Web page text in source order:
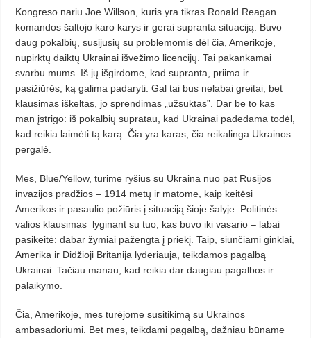
Kongreso nariu Joe Willson, kuris yra tikras Ronald Reagan
komandos šaltojo karo karys ir gerai supranta situaciją. Buvo
daug pokalbių, susijusių su problemomis dėl čia, Amerikoje,
nupirktų daiktų Ukrai­nai išvežimo licencijų. Tai pakankamai
svarbu mums. Iš jų išgirdome, kad supranta, priima ir
pasižiūrės, ką galima padaryti. Gal tai bus nelabai greitai, bet
klausimas iškeltas, jo sprendimas „užsuktas”. Dar be to kas
man įstrigo: iš pokalbių supratau, kad Ukrainai padedama todėl,
kad reikia laimėti tą karą. Čia yra karas, čia reikalinga Ukrainos
pergalė.
Mes, Blue/Yellow, turime ryšius su Ukraina nuo pat Rusijos
invazijos pradžios – 1914 metų ir matome, kaip keitėsi
Amerikos ir pasaulio požiūris į situa­ciją šioje šalyje. Politinės
valios klausimas lyginant su tuo, kas buvo iki vasario – labai
pasikeitė: dabar žymiai pažengta į priekį. Taip, siunčiami ginklai,
Amerika ir Didžioji Britanija lyderiauja, teikdamos pagalbą
Ukrainai. Tačiau manau, kad reikia dar dau­giau pagalbos ir
palaikymo.
Čia, Amerikoje, mes turėjome susitikimą su Ukrainos
ambasadoriumi. Bet mes, teikdami pagalbą, dažniau būname